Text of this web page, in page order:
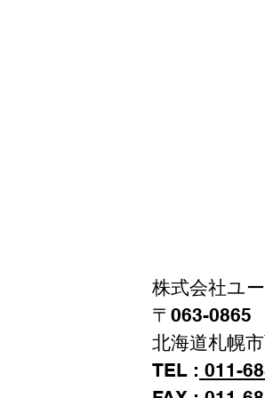
株式会社ユ
〒063-
北海道札幌
TEL : 011-